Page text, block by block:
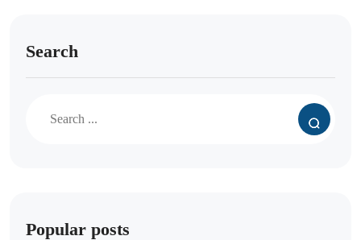
Search
Popular posts